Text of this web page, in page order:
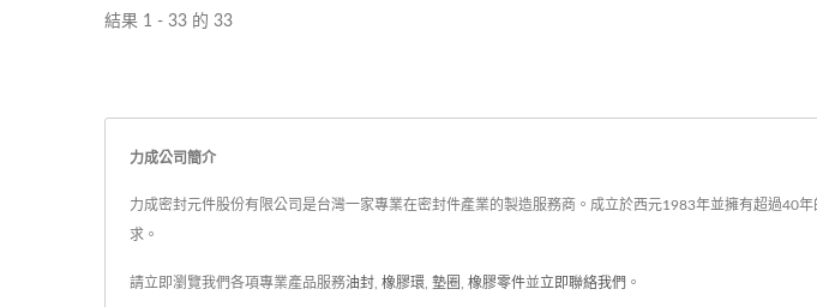
結果 1 - 33 的 33
力成公司簡介
力成密封元件股份有限公司是台灣一家專業在密封件產業的製造服務商。成立於西元1983年並擁有超過40
求。
請立即瀏覽我們各項專業產品服務油封 橡膠環 墊圈 橡膠零件並立即聯絡我們 。